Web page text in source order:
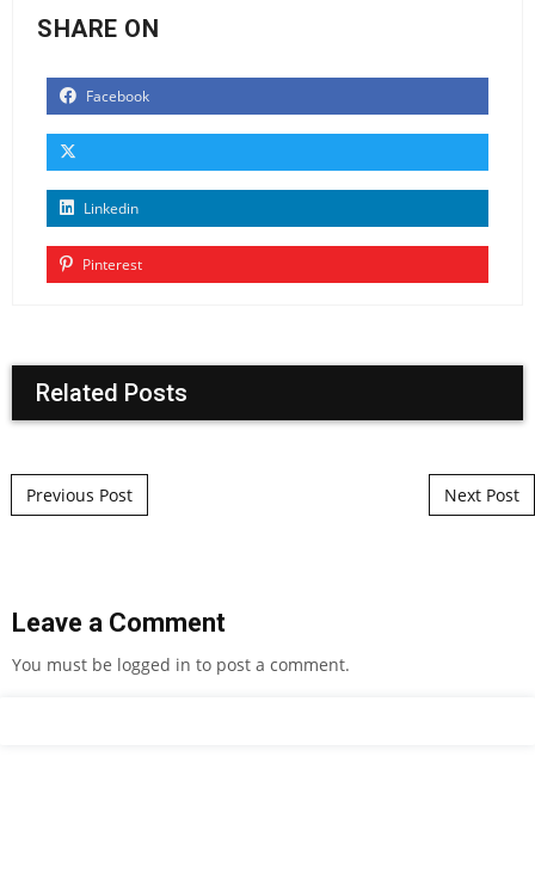
SHARE ON
Facebook
Linkedin
Pinterest
Related Posts
Post navigation
Previous Post Next Post
Leave a Comment
You must be logged in to post a comment.